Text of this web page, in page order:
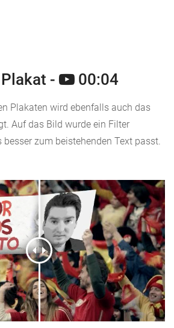
- 00:04
Plakaten wird ebenfalls auch das
Auf das Bild wurde ein Filter
zum beistehenden Text passt.